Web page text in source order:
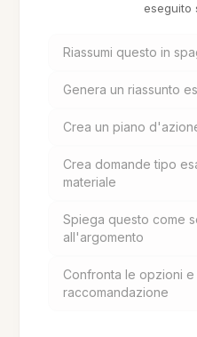
eseguito
Riassumi questo in
Genera un riassunto
Crea un piano
Crea domande tipo
materiale
Spiega questo come
all'argomento
Confronta le opzioni e
raccomandazione